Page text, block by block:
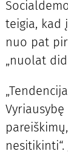
teigia, kad
nuo pat
„nuolat